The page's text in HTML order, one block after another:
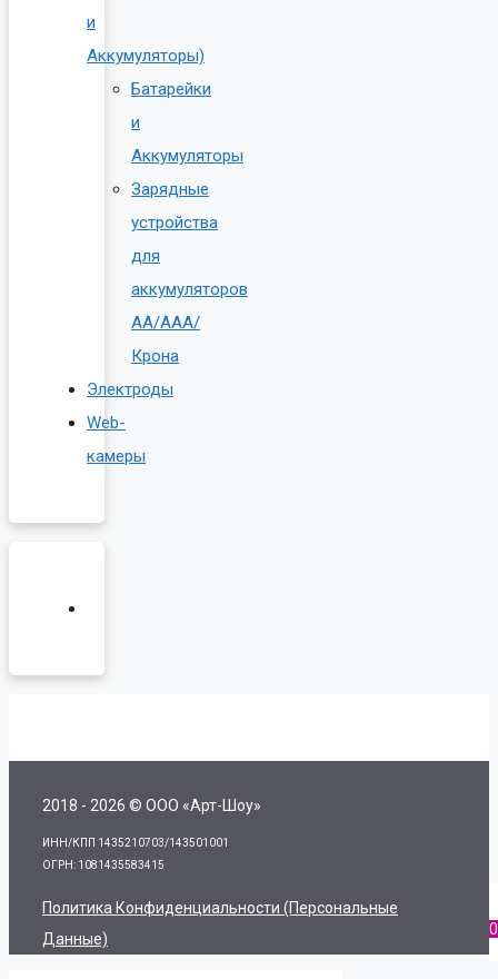
и
Аккумуляторы)
Батарейки
и
Аккумуляторы
Зарядные
устройства
для
аккумуляторов
AA/AAA/
Крона
Электроды
Web-
камеры
2018 - 2026 © ООО «Арт-Шоу»
ИНН/КПП 1435210703/143501001
ОГРН: 1081435583415
Политика Конфиденциальности (персональные
Данные)
0